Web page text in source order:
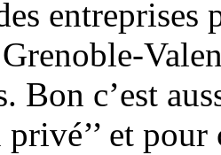
entreprises
Bon c’est
privé’’ et